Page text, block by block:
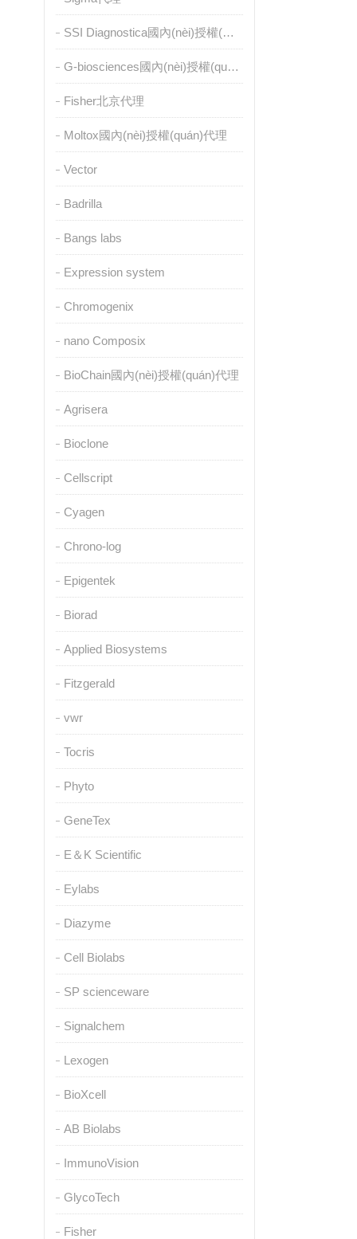
SSI Diagnostica國內(nèi)授權(quán)代理
G-biosciences國內(nèi)授權(quán)代理
Fisher北京代理
Moltox國內(nèi)授權(quán)代理
Vector
Badrilla
Bangs labs
Expression system
Chromogenix
nano Composix
BioChain國內(nèi)授權(quán)代理
Agrisera
Bioclone
Cellscript
Cyagen
Chrono-log
Epigentek
Biorad
Applied Biosystems
Fitzgerald
vwr
Tocris
Phyto
GeneTex
E＆K Scientific
Eylabs
Diazyme
Cell Biolabs
SP scienceware
Signalchem
Lexogen
BioXcell
AB Biolabs
ImmunoVision
GlycoTech
Fisher